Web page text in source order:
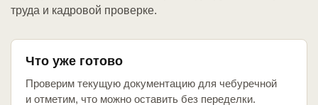
труда и кадровой проверке.
Что уже готово
Проверим текущую документацию для чебуречной
и отметим, что можно оставить без переделки.